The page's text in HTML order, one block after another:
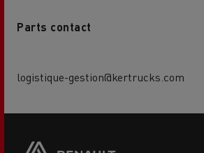
Parts contact
logistique-gestion@kertrucks.com